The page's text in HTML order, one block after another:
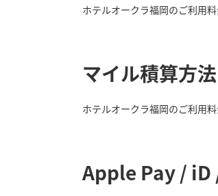
ホテルオークラ福岡のご利用
マイル積算方法
ホテルオークラ福岡のご利用
Apple Pay / iD